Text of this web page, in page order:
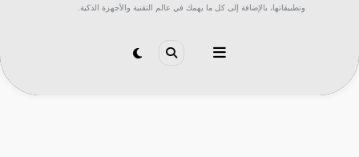
وتطبيقاتها، بالإضافة إلى كل ما يهمك في عالم التقنية والأجهزة الذكية.